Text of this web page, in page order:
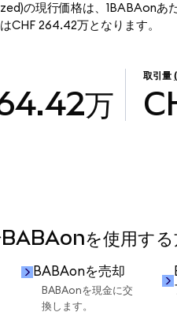
の現行価格は、1BABAonあ
CHF 264.42万となります。
万
取引量
を使用する
BABAonを売却
BABAonを現金に交
換します。